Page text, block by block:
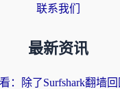
联系我们
最新资讯